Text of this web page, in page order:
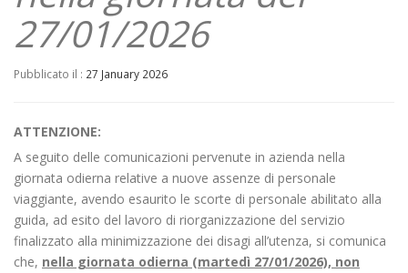
27/01/2026
Pubblicato il : 27 January 2026
ATTENZIONE:
A seguito delle comunicazioni pervenute in azienda nella
giornata odierna relative a nuove assenze di personale
viaggiante, avendo esaurito le scorte di personale abilitato alla
guida, ad esito del lavoro di riorganizzazione del servizio
finalizzato alla minimizzazione dei disagi all’utenza, si comunica
che, nella giornata odierna (martedì 27/01/2026), non